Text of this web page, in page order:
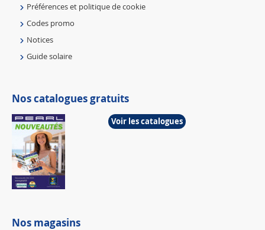
Préférences et politique de cookie
Codes promo
Notices
Guide solaire
Nos catalogues gratuits
Voir les catalogues
Nos magasins